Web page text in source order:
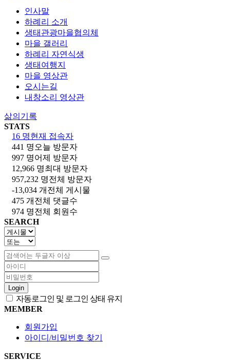
인사말
하례리 소개
생태관광마을협의체
마을 갤러리
하례리 자연식생
생태여행지
마을 영상관
오시는길
내창소리 영상관
삶의기록
STATS
16 명현재 접속자
441 명 오늘 방문자
997 명어제 방문자
12,966 명최대 방문자
957,232 명전체 방문자
-13,034 개 전체 게시물
475 개 전체 댓글수
974 명전체 회원수
SEARCH
Login
자동로그인 및 로그인 상태 유지
MEMBER
회원가입
아이디/비밀번호 찾기
SERVICE